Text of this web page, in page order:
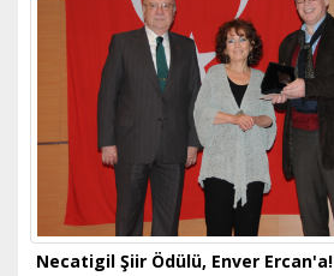
Necatigil Şiir Ödülü, Enver Ercan'a!